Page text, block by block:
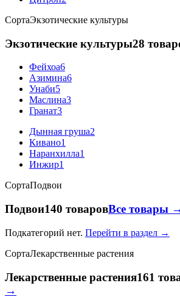
СортаЭкзотические культуры
Экзотические культуры28
Фейхоа6
Азимина6
Унаби5
Маслина3
Гранат3
Дынная груша2
Кивано1
Наранхилла1
Инжир1
СортаПодвои
Подвои140 товаровВсе товары →
Подкатегорий нет. Перейти в раздел →
СортаЛекарственные растения
Лекарственные растения161
→